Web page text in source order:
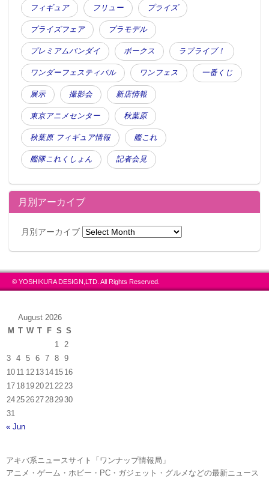
商品仕様
■作品名：「Fate/stay night［Unlimited Blade Works］
■名称：きゃらふぉるむ＋ 遠坂凛 和服ver.
■お届け時期：2017年4月予定
■仕様：PVC･ABS、塗装済み完成品、台座付属、ウィ
■サイズ：全高 約100㎜（台座含まず）
■原型制作：児玉洋平
■発売・販売元：株式会社アニプレックス
■受付ページ：
https://www.aniplexplus.com/itemskrxDtIP
（予約受付期間：2016年9月17日（土）10:00 ～
「間桐桜 和服ver.」もフィギュア化決定
フィギュア フリュー プライズ
プライズフェア プラモデル
プレミアムバンダイ ボークス ラブライブ！
ワンダーフェスティバル ワンフェス 一番くじ
展示 撮影会 新店情報
東京アニメセンター 秋葉原
秋葉原 フィギュア情報 艦これ
艦隊これくしょん 記者会見
月別アーカイブ
月別アーカイブ
© YOSHIKURA DESIGN,LTD. All Rights Reserved.
August 2026
M T W T F S S
1
2
3
4 5 6 7 8
9
10 11 12 13 14 15 16
17 18 19 20 21 22 23
24 25 26 27 28 2930
31
« Jun
アキバ系ニュースサイト「ワンナップ情報局」
アニメ・ゲーム・ホビー・PC・ガジェット・グルメなどの最新ニュース